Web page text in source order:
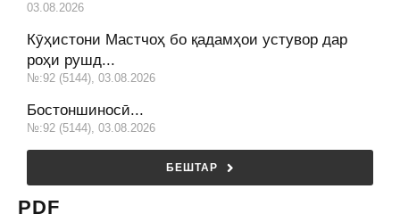
03.08.2026
Кӯҳистони Мастчоҳ бо қадамҳои устувор дар
роҳи рушд...
№:92 (5144), 03.08.2026
Бостоншиносӣ...
№:92 (5144), 03.08.2026
БЕШТАР
PDF